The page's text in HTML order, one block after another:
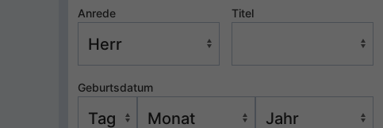
Anrede Titel
Geburtsdatum